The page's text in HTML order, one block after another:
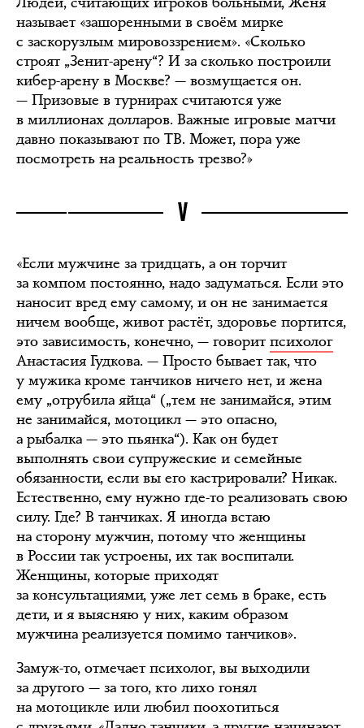
называет «зашоренными в своём мирке
с заскорузлым мировоззрением». «Сколько
строят „Зенит-арену“? И за сколько построили
кибер-арену в Москве? — возмущается он.
— Призовые в турнирах считаются уже
в миллионах долларов. Важные игровые матчи
давно показывают по ТВ. Может, пора уже
посмотреть на реальность трезво?»
V
«Если мужчине за тридцать, а он торчит
за компом постоянно, надо задуматься. Если это
наносит вред ему самому, и он не занимается
ничем вообще, живот растёт, здоровье портится,
это зависимость, конечно, — говоритпсихолог
Анастасия Гудкова. — Просто бывает так, что
у мужика кроме танчиков ничего нет, и жена
ему „отрубила яйца“ („тем не занимайся, этим
не занимайся, мотоцикл — это опасно,
а рыбалка — это пьянка“). Как он будет
выполнять свои супружеские и семейные
обязанности, если вы его кастрировали? Никак.
Естественно, ему нужно где-то реализовать свою
силу. Где? В танчиках. Я иногда встаю
на сторону мужчин, потому что женщины
в России так устроены, их так воспитали.
Женщины, которые приходят
за консультациями, уже лет семь в браке, есть
дети, и я выясняю у них, каким образом
мужчина реализуется помимо танчиков».
Замуж-то, отмечает психолог, вы выходили
за другого — за того, кто лихо гонял
на мотоцикле или любил поохотиться